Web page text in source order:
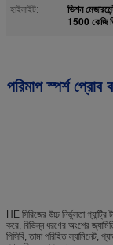
হাইলাইট:
ভিশন
1500 কেজি
পরিমাপ স্পর্শ প্রোব
HE সিরিজের উচ্চ নির্ভুলতা
করে, বিভিন্ন ধরণের অংশের
পিসিবি, তামা পরিহিত ল্যামিনেট,